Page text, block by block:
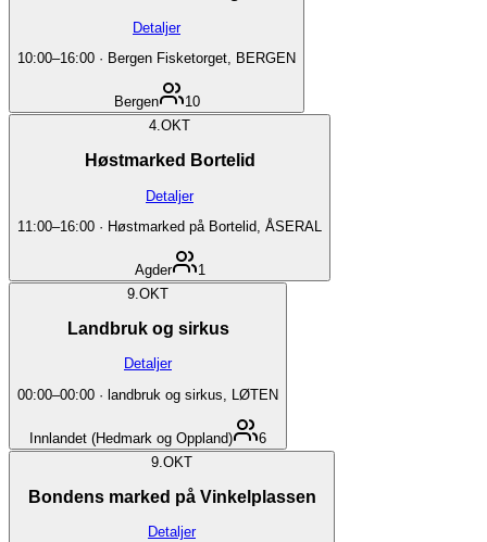
Detaljer
10:00–16:00 · Bergen Fisketorget, BERGEN
Bergen
10
4.OKT
Høstmarked Bortelid
Detaljer
11:00–16:00 · Høstmarked på Bortelid, ÅSERAL
Agder
1
9.OKT
Landbruk og sirkus
Detaljer
00:00–00:00 · landbruk og sirkus, LØTEN
Innlandet (Hedmark og Oppland)
6
9.OKT
Bondens marked på Vinkelplassen
Detaljer